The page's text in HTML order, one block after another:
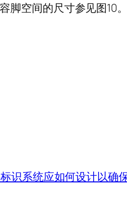
空间的尺寸参见图10。
识系统应如何设计以确